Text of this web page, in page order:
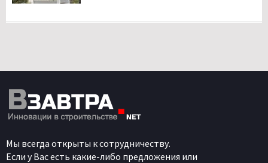
Мы всегда открыты к сотрудничеству.
Если у Вас есть какие-либо предложения или